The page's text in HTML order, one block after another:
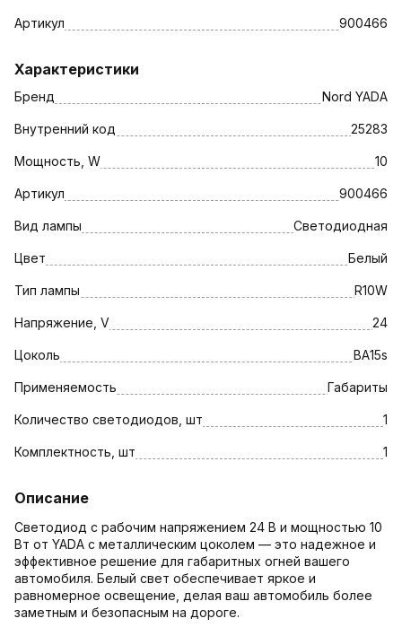
Артикул 900466
Характеристики
Бренд Nord YADA
Внутренний код 25283
Мощность, W 10
Артикул 900466
Вид лампы Светодиодная
Цвет Белый
Тип лампы R10W
Напряжение, V 24
Цоколь ВА15s
Применяемость Габариты
Количество светодиодов, шт 1
Комплектность, шт 1
Описание
Светодиод с рабочим напряжением 24 В и мощностью 10
Вт от YADA с металлическим цоколем — это надежное и
эффективное решение для габаритных огней вашего
автомобиля. Белый свет обеспечивает яркое и
равномерное освещение, делая ваш автомобиль более
заметным и безопасным на дороге.